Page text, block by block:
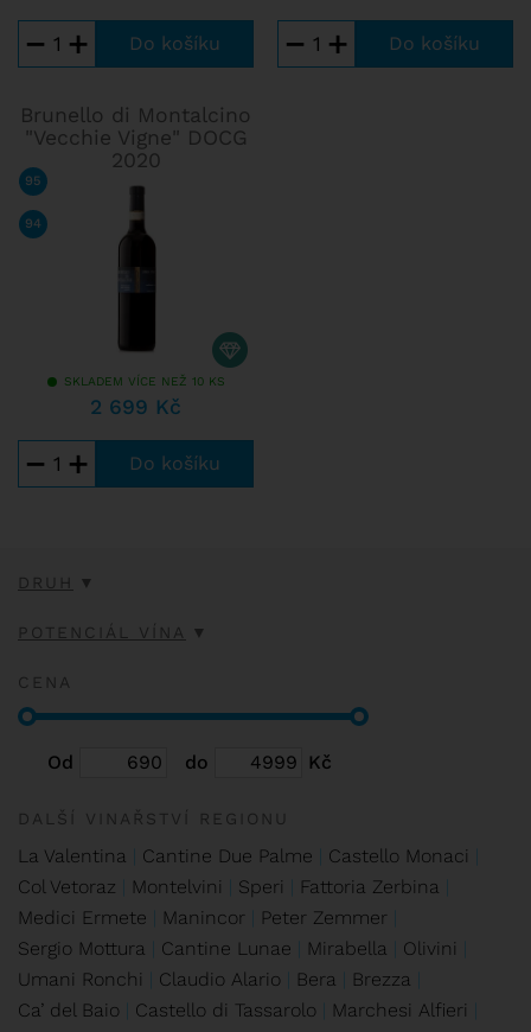
− + − +
Brunello di Montalcino
"Vecchie Vigne" DOCG
2020
95
94 WINE SPECTATOR
SKLADEM VÍCE NEŽ 10 KS
2 699 Kč
− +
DRUH
POTENCIÁL VÍNA
CENA
Od do Kč
DALŠÍ VINAŘSTVÍ REGIONU
La Valentina Cantine Due Palme
Castello Monaci
Col Vetoraz
Montelvini Speri
Fattoria Zerbina
Medici Ermete
Manincor
Peter Zemmer
Sergio Mottura
Cantine Lunae Mirabella
Olivini
Umani Ronchi
Claudio Alario Bera
Brezza
Ca’ del Baio
Castello di Tassarolo
Marchesi Alfieri